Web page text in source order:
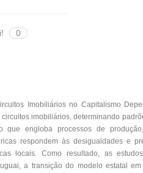
0
Imobiliários no Capitalismo
imobiliários, determinando
que engloba processos de
respondem às desigualdades e
locais. Como resultado, as
a transição do modelo estatal